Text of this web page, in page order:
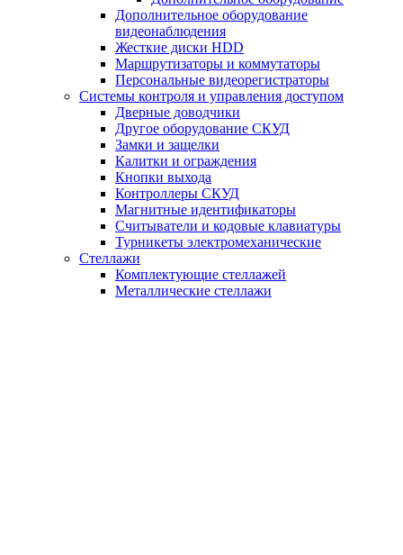
Дополнительное оборудование
видеонаблюдения
Жесткие диски HDD
Маршрутизаторы и коммутаторы
Персональные видеорегистраторы
Системы контроля и управления доступом
Дверные доводчики
Другое оборудование СКУД
Замки и защелки
Калитки и ограждения
Кнопки выхода
Контроллеры СКУД
Магнитные идентификаторы
Считыватели и кодовые клавиатуры
Турникеты электромеханические
Стеллажи
Комплектующие стеллажей
Металлические стеллажи